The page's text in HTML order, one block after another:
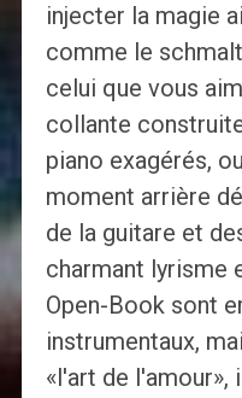
injecter la magie
comme le
celui que vous
collante
piano exagérés,
moment arrière
de la guitare et
charmant lyrisme
Open-Book sont
instrumentaux,
«l'art de